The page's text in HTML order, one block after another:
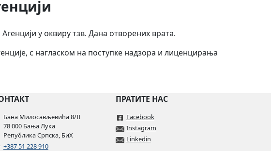
у оквиру тзв. Дана отворених врата.
с нагласком на поступке надзора и лиценцирања
Бана Милосављевића 8/II
78 000 Бања Лука
Република Српска, БиХ
+387 51 228 910
ПРАТИТЕ НАС
Facebook
Instagram
Linkedin